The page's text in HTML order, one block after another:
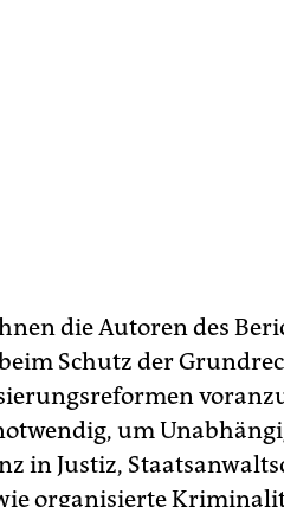
die Autoren des
Schutz der
um
in Justiz,
organisierte